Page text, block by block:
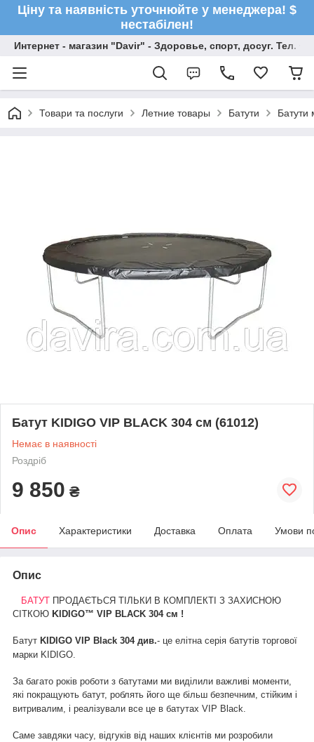
Ціну та наявність уточнюйте у менеджера! $
нестабілен!
Интернет - магазин "Davir" - Здоровье, спорт, досуг. Тел.
Товари та послуги Летние товары Батути Батути
Батут KIDIGO VIP BLACK 304 см (61012)
Немає в наявності
Роздріб
9 850 ₴
Опис Характеристики Доставка Оплата Умови
Опис
БАТУТ ПРОДАЄТЬСЯ ТІЛЬКИ В КОМПЛЕКТІ З ЗАХИСНОЮ
СІТКОЮ K DIGO™ VIP BLACK 304 см !
Батут KIDIGO VIP Black 304 див.- це елітна серія батутів торгової
марки KIDIGO.
За багато років роботи з батутами ми виділили важливі моменти,
які покращують батут, роблять його ще більш безпечним, стійким і
витривалим, і реалізували все це в батутах VIP Black.
Саме завдяки часу, відгуків від наших клієнтів ми розробили